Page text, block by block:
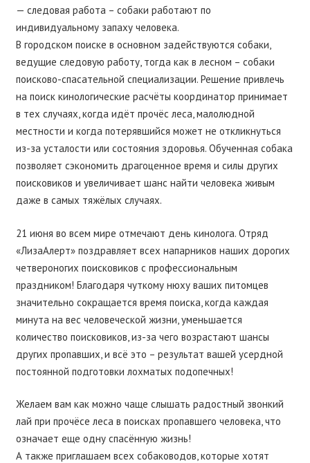
— следовая работа – собаки работают по
индивидуальному запаху человека.
В городском поиске в основном задействуются собаки,
ведущие следовую работу, тогда как в лесном – собаки
поисково-спасательной специализации. Решение привлечь
на поиск кинологические расчёты координатор принимает
в тех случаях, когда идёт прочёс леса, малолюдной
местности и когда потерявшийся может не откликнуться
из-за усталости или состояния здоровья. Обученная собака
позволяет сэкономить драгоценное время и силы других
поисковиков и увеличивает шанс найти человека живым
даже в самых тяжёлых случаях.
21 июня во всем мире отмечают день кинолога. Отряд
«ЛизаАлерт» поздравляет всех напарников наших дорогих
четвероногих поисковиков с профессиональным
праздником! Благодаря чуткому нюху ваших питомцев
значительно сокращается время поиска, когда каждая
минута на вес человеческой жизни, уменьшается
количество поисковиков, из-за чего возрастают шансы
других пропавших, и всё это – результат вашей усердной
постоянной подготовки лохматых подопечных!
Желаем вам как можно чаще слышать радостный звонкий
лай при прочёсе леса в поисках пропавшего человека, что
означает еще одну спасённую жизнь!
А также приглашаем всех собаководов, которые хотят